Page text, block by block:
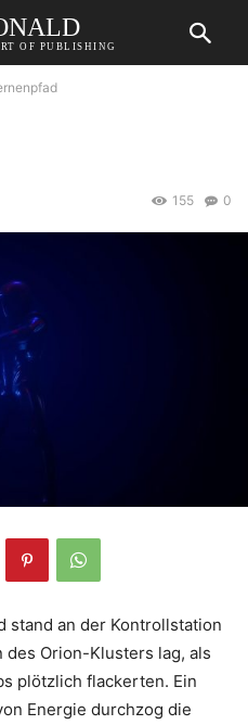
OF PUBLISHING
0
155
stand an der Kontrollstation
Orion-Klusters lag, als
plötzlich flackerten. Ein
Energie durchzog die